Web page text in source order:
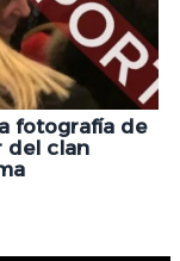
fotografía de
del clan